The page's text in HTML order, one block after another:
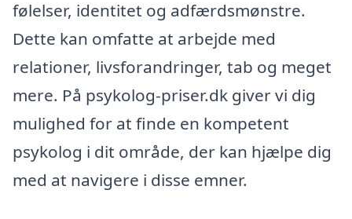
følelser, identitet og adfærdsmønstre.
Dette kan omfatte at arbejde med
relationer, livsforandringer, tab og meget
mere. På psykolog-priser.dk giver vi dig
mulighed for at finde en kompetent
psykolog i dit område, der kan hjælpe dig
med at navigere i disse emner.